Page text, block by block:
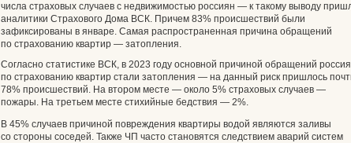
числа страховых случаев с недвижимостью россиян — к такому выводу
аналитики Страхового Дома ВСК. Причем 83% происшествий были
зафиксированы в январе. Самая распространенная причина обращений
по страхованию квартир — затопления.
Согласно статистике ВСК, в 2023 году основной причиной обращений
по страхованию квартир стали затопления — на данный риск пришлось
78% происшествий. На втором месте — около 5% страховых случаев —
пожары. На третьем месте стихийные бедствия — 2%.
В 45% случаев причиной повреждения квартиры водой являются заливы
со стороны соседей. Также ЧП часто становятся следствием аварий систем